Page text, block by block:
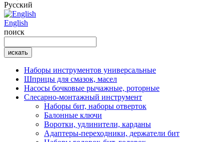
Русский
English
поиск
Наборы инструментов универсальные
Шприцы для смазок, масел
Насосы бочковые рычажные, роторные
Слесарно-монтажный инструмент
Наборы бит, наборы отверток
Балонные ключи
Воротки, удлинители, карданы
Адаптеры-переходники, держатели бит